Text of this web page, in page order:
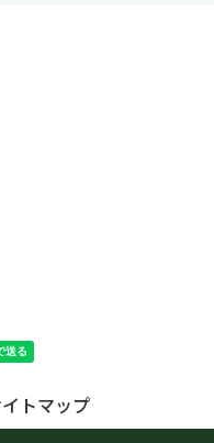
トマップ